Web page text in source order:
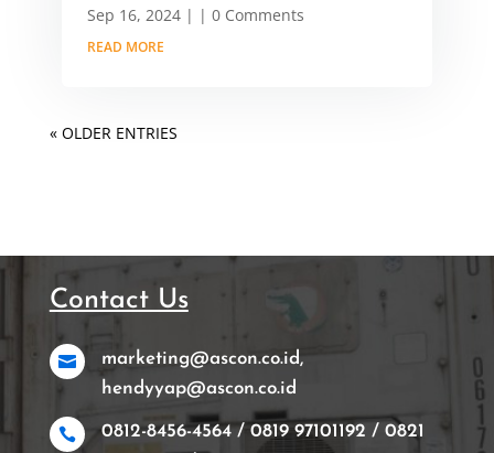
Sep 16, 2024| | 0 Comments
READ MORE
« OLDER ENTRIES
Contact Us

marketing@ascon.co.id,
hendyyap@ascon.co.id

0812-8456-4564 / 0819 97101192 / 0821